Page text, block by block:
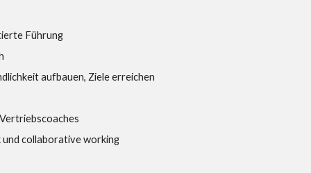
Führung
aufbauen, Ziele erreichen
collaborative working